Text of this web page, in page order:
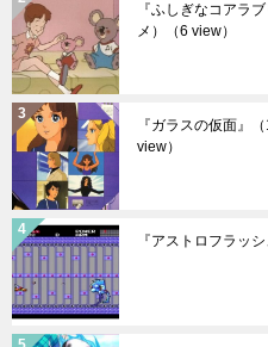
『ふしぎなコアラ
メ）
（6 view）
『ガラスの仮面』
view）
『アストロフラッ